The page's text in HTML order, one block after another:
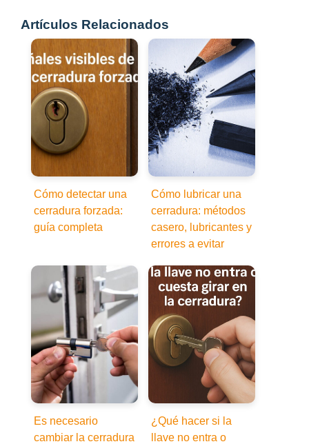
Artículos Relacionados
Cómo detectar una
cerradura forzada:
guía completa
Cómo lubricar una
cerradura: métodos
casero, lubricantes y
errores a evitar
Es necesario
cambiar la cerradura
¿Qué hacer si la
llave no entra o